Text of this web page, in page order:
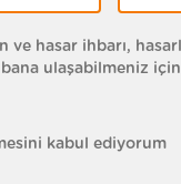
ve hasar ihbarı,
ulaşabilmeniz
kabul ediyorum